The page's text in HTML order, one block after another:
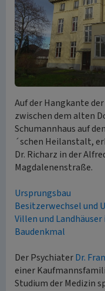
Auf der Hangkante
zwischen dem alten
Schumannhaus auf
´schen Heilanstalt,
Dr. Richarz in der
Magdalenenstraße.
Ursprungsbau
Besitzerwechsel und
Villen und Landhäuser
Baudenkmal
Der PsychiaterDr.
einer
Studium der Medizin